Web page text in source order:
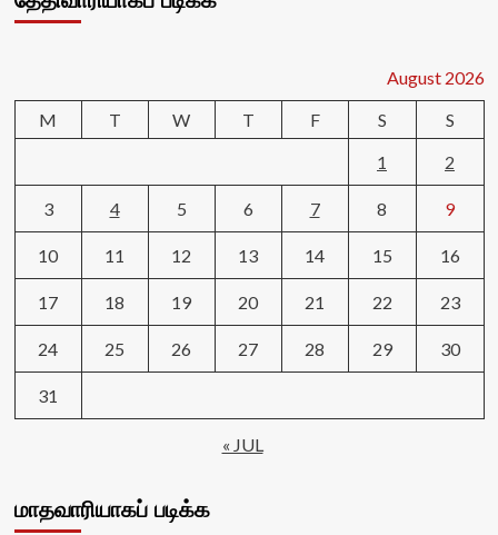
August 2026
M
T W T F S
S
1
2
3 4 5 6 7 8 9
10 11 12 13 14 15 16
17 18 19 20 21 22 23
24 25 26 27 28 29 30
31
« JUL
மாதவாரியாகப் படிக்க